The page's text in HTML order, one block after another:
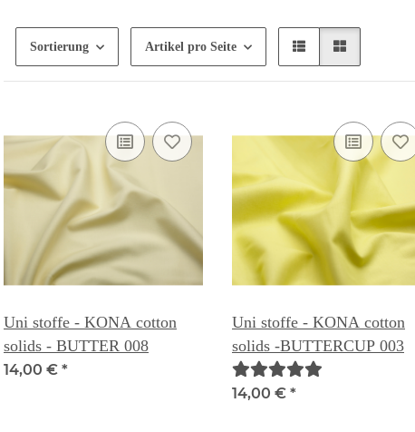
Sortierung Artikel pro Seite
Uni stoffe - KONA cotton
solids - BUTTER 008
14,00 € *
Uni stoffe - KONA cotton
solids -BUTTERCUP 003
14,00 € *